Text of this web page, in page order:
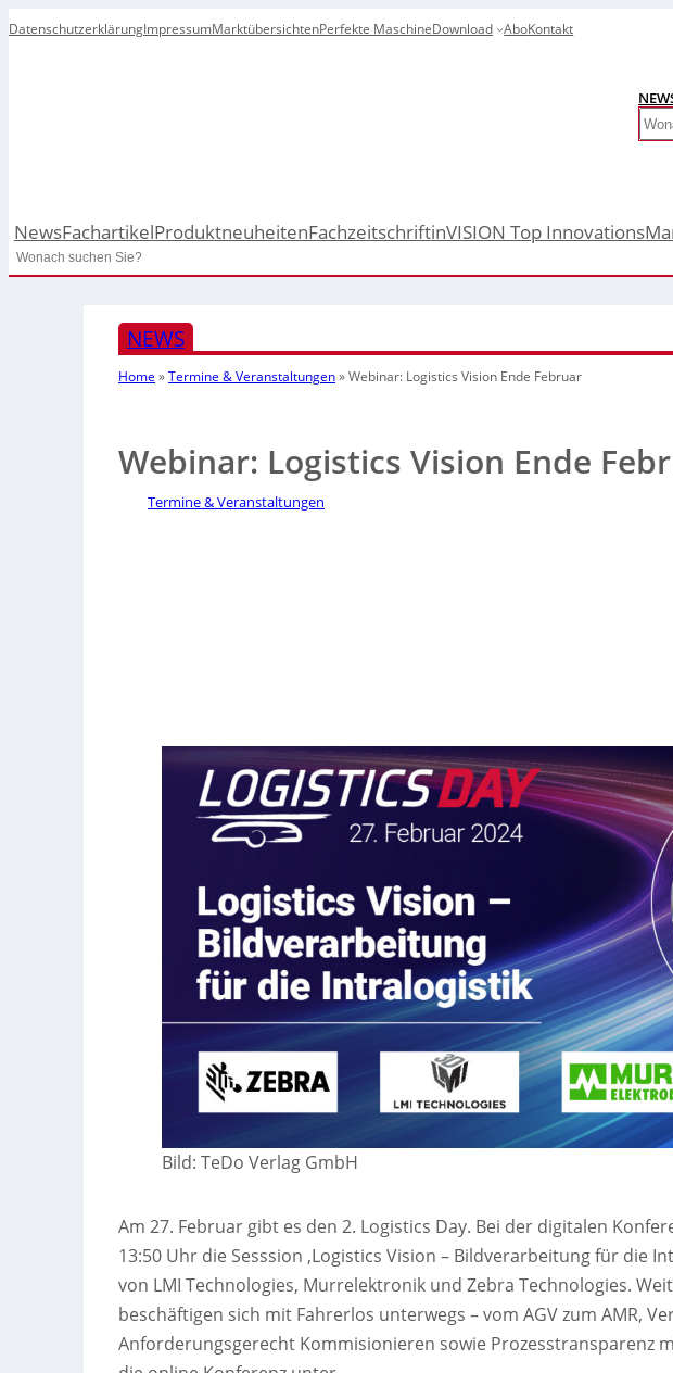
DatenschutzerklärungImpressumMarktübersichtenPerfekte MaschineDownload AboKontakt
Search
NewsFachartikelProduktneuheitenFachzeitschriftinVISION Top Innovations
Search
NEWS
Home »Termine & Veranstaltungen»Webinar: Logistics Vision Ende Februar
Webinar: Logistics Vision Ende
Termine & Veranstaltungen
Bild: TeDo Verlag GmbH
Am 27. Februar gibt es den 2. Logistics Day. Bei der digitalen
13:50 Uhr die Sesssion ‚Logistics Vision – Bildverarbeitung für die
von LMI Technologies, Murrelektronik und Zebra Technologies.
beschäftigen sich mit Fahrerlos unterwegs – vom AGV zum AMR,
Anforderungsgerecht Kommisionieren sowie Prozesstransparenz